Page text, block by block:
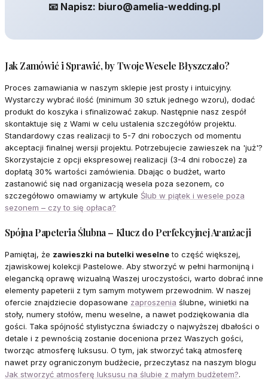
📧 Napisz: biuro@amelia-wedding.pl
Jak Zamówić i Sprawić, by Twoje Wesele Błyszczało?
Proces zamawiania w naszym sklepie jest prosty i intuicyjny.
Wystarczy wybrać ilość (minimum 30 sztuk jednego wzoru), dodać
produkt do koszyka i sfinalizować zakup. Następnie nasz zespół
skontaktuje się z Wami w celu ustalenia szczegółów projektu.
Standardowy czas realizacji to 5-7 dni roboczych od momentu
akceptacji finalnej wersji projektu. Potrzebujecie zawieszek na 'już'?
Skorzystajcie z opcji ekspresowej realizacji (3-4 dni robocze) za
dopłatą 30% wartości zamówienia. Dbając o budżet, warto
zastanowić się nad organizacją wesela poza sezonem, co
szczegółowo omawiamy w artykule Ślub w piątek i wesele poza
sezonem – czy to się opłaca?
Spójna Papeteria Ślubna – Klucz do Perfekcyjnej Aranżacji
Pamiętaj, że zawieszki na butelki weselneto część większej,
zjawiskowej kolekcji Pastelowe. Aby stworzyć w pełni harmonijną i
elegancką oprawę wizualną Waszej uroczystości, warto dobrać inne
elementy papeterii z tym samym motywem przewodnim. W naszej
ofercie znajdziecie dopasowane zaproszenia ślubne, winietki na
stoły, numery stołów, menu weselne, a nawet podziękowania dla
gości. Taka spójność stylistyczna świadczy o najwyższej dbałości o
detale i z pewnością zostanie doceniona przez Waszych gości,
tworząc atmosferę luksusu. O tym, jak stworzyć taką atmosferę
nawet przy ograniczonym budżecie, przeczytasz na naszym blogu
Jak stworzyć atmosferę luksusu na ślubie z małym budżetem?.